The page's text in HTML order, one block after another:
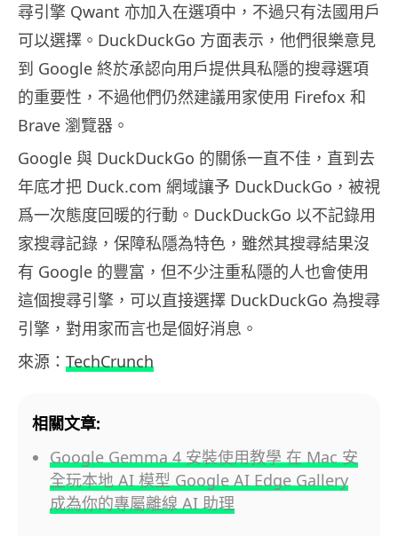
尋引擎 Qwant 亦加入在選項中，不過只有法國用戶
可以選擇。DuckDuckGo 方面表示，他們很樂意見
到 Google 終於承認向用戶提供具私隱的搜尋選項
的重要性，不過他們仍然建議用家使用 Firefox 和
Brave 瀏覽器。
Google 與 DuckDuckGo 的關係一直不佳，直到去
年底才把 Duck.com 網域讓予 DuckDuckGo，被視
爲一次態度回暖的行動。DuckDuckGo 以不記錄用
家搜尋記錄，保障私隱為特色，雖然其搜尋結果沒
有 Google 的豐富，但不少注重私隱的人也會使用
這個搜尋引擎，可以直接選擇 DuckDuckGo 為搜尋
引擎，對用家而言也是個好消息。
來源： TechCrunch
相關文章:
Google Gemma 4 安裝使用教學 在 Mac 安
全玩本地 AI 模型 Google AI Edge Gallery
成為你的專屬離線 AI 助理